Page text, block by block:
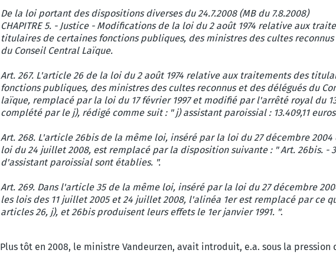
De la loi portant des dispositions diverses du 24.7.2008 (MB du 7.8.2008)
CHAPITRE 5. - Justice - Modifications de la loi du 2 août 1974 relative aux
titulaires de certaines fonctions publiques, des ministres des cultes reconnus
du Conseil Central Laïque.
Art. 267. L'article 26 de la loi du 2 août 1974 relative aux traitements des
fonctions publiques, des ministres des cultes reconnus et des délégués du
laïque, remplacé par la loi du 17 février 1997 et modifié par l'arrêté royal du
complété par le j), rédigé comme suit : " j) assistant paroissial : 13.409,11
Art. 268. L'article 26bis de la même loi, inséré par la loi du 27 décembre
loi du 24 juillet 2008, est remplacé par la disposition suivante : " Art. 26bis. -
d'assistant paroissial sont établies. ".
Art. 269. Dans l'article 35 de la même loi, inséré par la loi du 27 décembre
les lois des 11 juillet 2005 et 24 juillet 2008, l'alinéa 1er est remplacé par ce
articles 26, j), et 26bis produisent leurs effets le 1er janvier 1991. ".
Plus tôt en 2008, le ministre Vandeurzen, avait introduit, e.a. sous la pression